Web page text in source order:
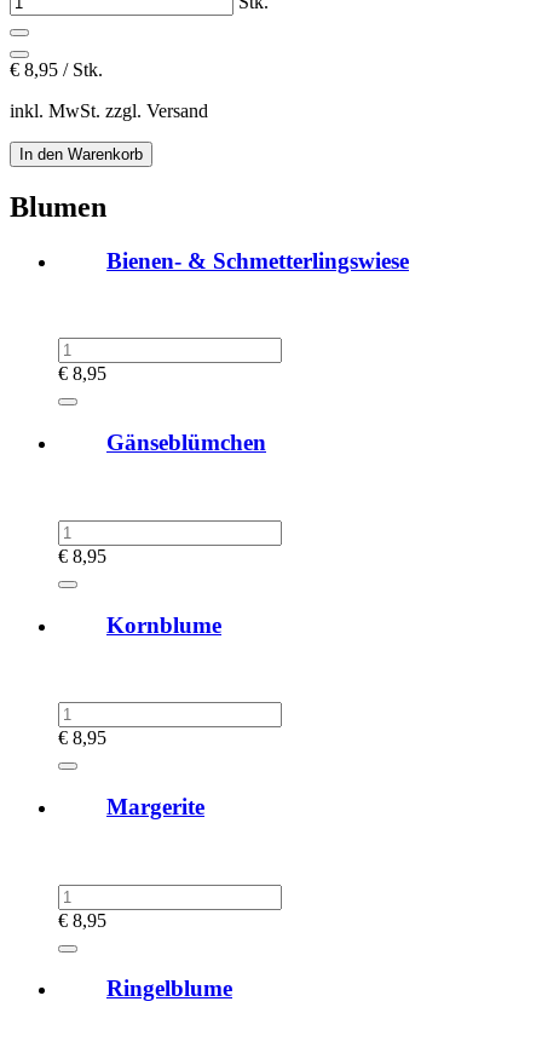
€ 8,95 / Stk.
inkl. MwSt. zzgl. Versand
Blumen
Bienen- & Schmetterlingswiese
€ 8,95
Gänseblümchen
€ 8,95
Kornblume
€ 8,95
Margerite
€ 8,95
Ringelblume